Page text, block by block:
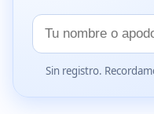
Tu
nombre
Sin registro.